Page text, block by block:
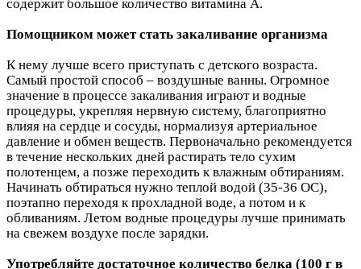
содержит большое количество витамина А.
Помощником может стать закаливание организма
К нему лучше всего приступать с детского возраста.
Самый простой способ – воздушные ванны. Огромное
значение в процессе закаливания играют и водные
процедуры, укрепляя нервную систему, благоприятно
влияя на сердце и сосуды, нормализуя артериальное
давление и обмен веществ. Первоначально рекомендуется
в течение нескольких дней растирать тело сухим
полотенцем, а позже переходить к влажным обтираниям.
Начинать обтираться нужно теплой водой (35-36 ОС),
поэтапно переходя к прохладной воде, а потом и к
обливаниям. Летом водные процедуры лучше принимать
на свежем воздухе после зарядки.
Употребляйте достаточное количество белка (100 г в